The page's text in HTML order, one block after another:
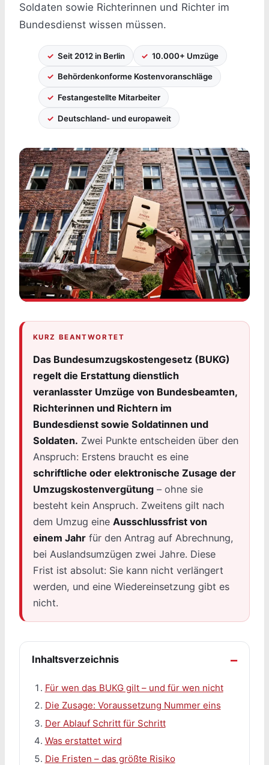
Soldaten sowie Richterinnen und Richter im
Bundesdienst wissen müssen.
Seit 2012 in Berlin 10.000+ Umzüge
Behördenkonforme Kostenvoranschläge
Festangestellte Mitarbeiter
Deutschland- und europaweit
KURZ BEANTWORTET
Das Bundesumzugskostengesetz (BUKG)
regelt die Erstattung dienstlich
veranlasster Umzüge von Bundesbeamten,
Richterinnen und Richtern im
Bundesdienst sowie Soldatinnen und
Soldaten. Zwei Punkte entscheiden über den
Anspruch: Erstens braucht es eine
schriftliche oder elektronische Zusage der
Umzugskostenvergütung– ohne sie
besteht kein Anspruch. Zweitens gilt nach
dem Umzug eine Ausschlussfrist von
einem Jahrfür den Antrag auf Abrechnung,
bei Auslandsumzügen zwei Jahre. Diese
Frist ist absolut: Sie kann nicht verlängert
werden, und eine Wiedereinsetzung gibt es
nicht.
Inhaltsverzeichnis
Für wen das BUKG gilt – und für wen nicht
Die Zusage: Voraussetzung Nummer eins
Der Ablauf Schritt für Schritt
Was erstattet wird
Die Fristen – das größte Risiko